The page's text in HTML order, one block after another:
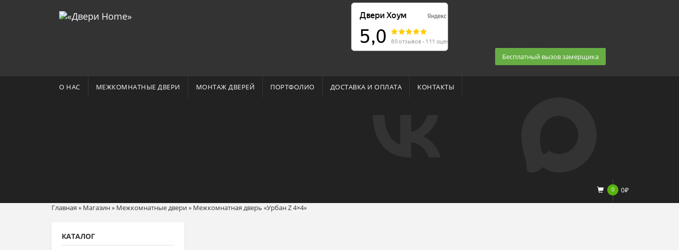
Бесплатный вызов замерщика
О НАС МЕЖКОМНАТНЫЕ ДВЕРИ МОНТАЖ ДВЕРЕЙ ПОРТФОЛИО ДОСТАВКА И ОПЛАТА КОНТАКТЫ
0 0₽
Главная » Магазин» Межкомнатные двери» Межкомнатная дверь «Урбан Z 4×4»
КАТАЛОГ